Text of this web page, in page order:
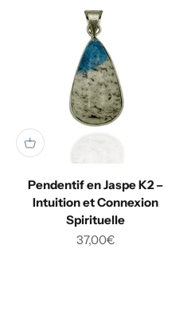
Pendentif en Jaspe K2 –
Intuition et Connexion
Spirituelle
Prix de vente
37,00€